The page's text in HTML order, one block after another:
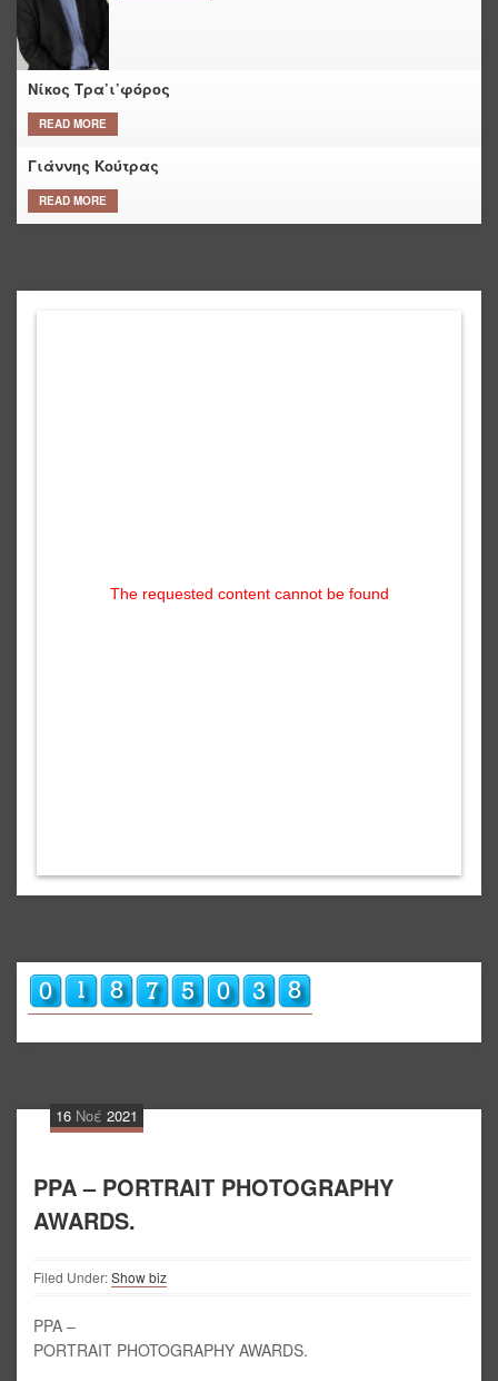
Νίκος Τρα’ι’φόρος
READ MORE
Γιάννης Κούτρας
READ MORE
The requested content cannot be found
16 Νοέ 2021
PPA – PORTRAIT PHOTOGRAPHY
AWARDS.
Filed Under:Show biz
PPA –
PORTRAIT PHOTOGRAPHY AWARDS.